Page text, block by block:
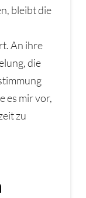
bleibt die
An ihre
die
es mir vor,
zu